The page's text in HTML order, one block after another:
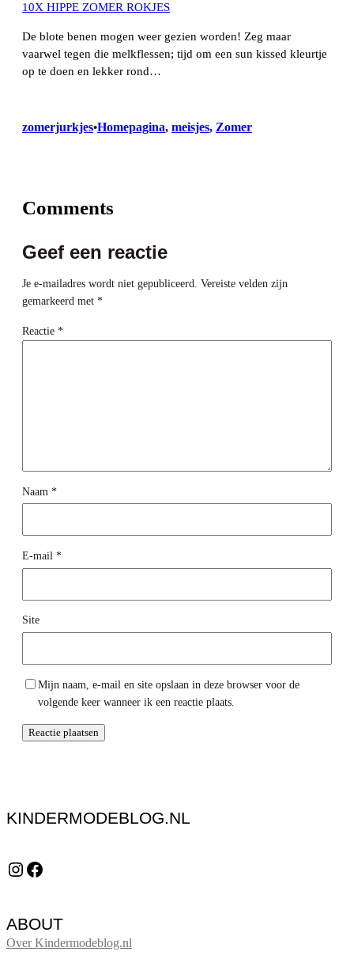
10X HIPPE ZOMER ROKJES
De blote benen mogen weer gezien worden! Zeg maar
vaarwel tegen die melkflessen; tijd om een sun kissed kleurtje
op te doen en lekker rond…
zomerjurkjes•Homepagina, meisjes, Zomer
Comments
Geef een reactie
Je e-mailadres wordt niet gepubliceerd.
Vereiste velden zijn
gemarkeerd met *
Reactie *
Naam *
E-mail *
Site
Mijn naam, e-mail en site opslaan in deze browser voor de
volgende keer wanneer ik een reactie plaats.
KINDERMODEBLOG.NL
Instagram Facebook
ABOUT
Over Kindermodeblog.nl